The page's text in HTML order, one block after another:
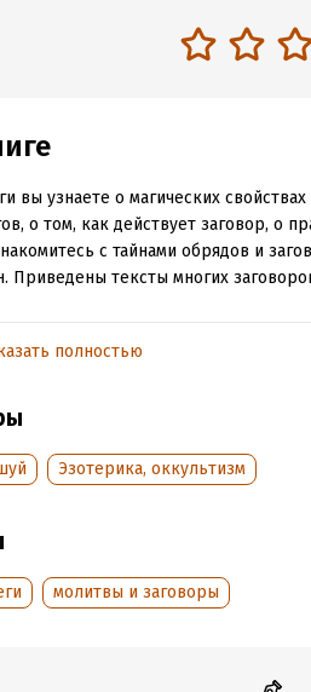
вы узнаете о магических
о том, как действует заговор, о
с тайнами обрядов и
Приведены тексты многих
все самое важное о камнях-
их применения.
информация
1 января 2011
полностью
Эзотерика, оккультизм
молитвы и заговоры